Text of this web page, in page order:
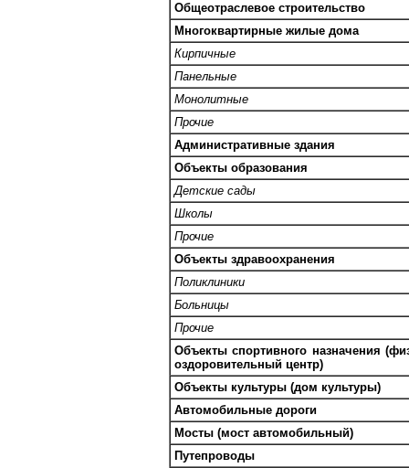
Общеотраслевое строительство
Многоквартирные жилые дома
Кирпичные
Панельные
Монолитные
Прочие
Административные здания
Объекты образования
Детские сады
Школы
Прочие
Объекты здравоохранения
Поликлиники
Больницы
Прочие
Объекты спортивного назначения
оздоровительный центр)
Объекты культуры (дом культуры)
Автомобильные дороги
Мосты (мост автомобильный)
Путепроводы